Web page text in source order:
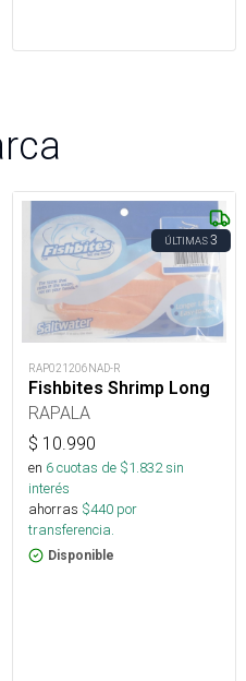
ÚLTIMAS3
RAP021206NAD-R
Fishbites Shrimp Long
RAPALA
$ 10.990
en 6cuotas de $1.832sin
interés
ahorras $440 por
transferencia.
Disponible